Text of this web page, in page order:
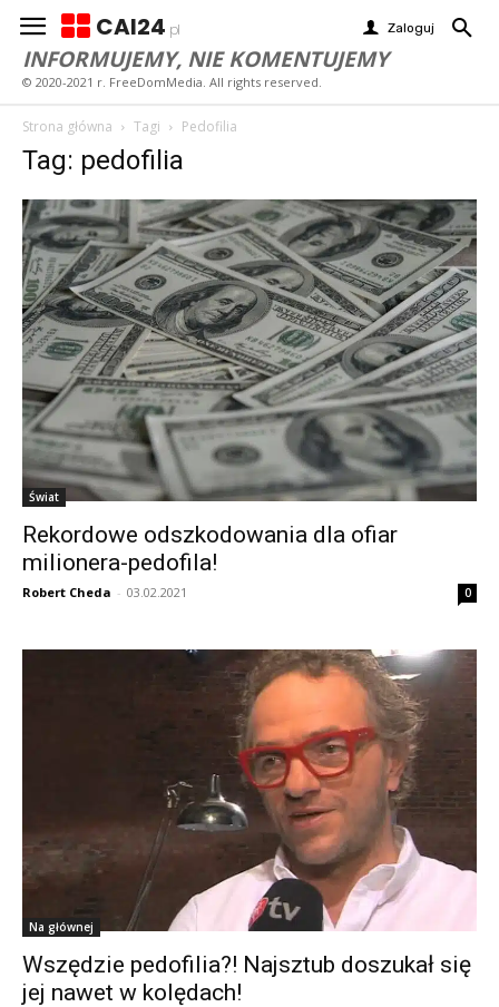
CAI24 pl Zaloguj
INFORMUJEMY, NIE KOMENTUJEMY
© 2020-2021 r. FreeDomMedia. All rights reserved.
Strona główna Tagi Pedofilia
Tag: pedofilia
Świat
Rekordowe odszkodowania dla ofiar
milionera-pedofila!
Robert Cheda - 03.02.2021 0
Na głównej
Wszędzie pedofilia?! Najsztub doszukał się
jej nawet w kolędach!